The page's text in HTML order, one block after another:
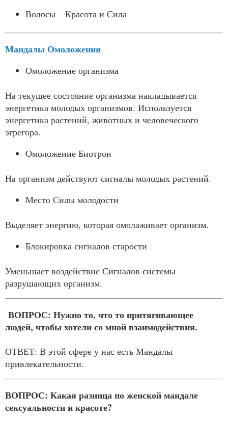
Волосы – Красота и Сила
Мандалы Омоложения
Омоложение организма
На текущее состояние организма накладывается
энергетика молодых организмов. Используется
энергетика растений, животных и человеческого
эгрегора.
Омоложение Биотрон
На организм действуют сигналы молодых растений.
Место Силы молодости
Выделяет энергию, которая омолаживает организм.
Блокировка сигналов старости
Уменьшает воздействие Сигналов системы
разрушающих организм.
ВОПРОС: Нужно то, что то притягивающее
людей, чтобы хотели со мной взаимодействия.
ОТВЕТ: В этой сфере у нас есть Мандалы
привлекательности.
ВОПРОС: Какая разница по женской мандале
сексуальности и красоте?